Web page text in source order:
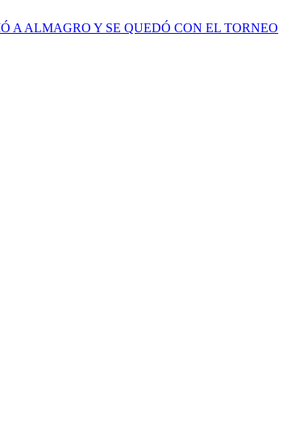
A ALMAGRO Y SE QUEDÓ CON EL TORNEO